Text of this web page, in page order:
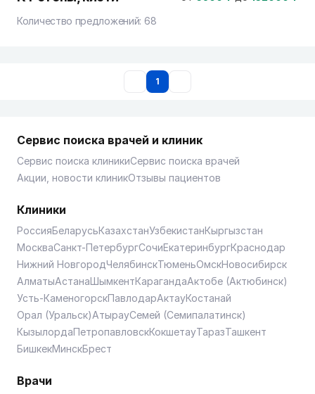
Количество предложений: 68
1
Сервис поиска врачей и клиник
Сервис поиска клиникиСервис поиска врачей
Акции, новости клиникОтзывы пациентов
Клиники
РоссияБеларусьКазахстанУзбекистанКыргызстан
МоскваСанкт-ПетербургСочиЕкатеринбургКраснодар
Нижний НовгородЧелябинскТюменьОмскНовосибирск
АлматыАстанаШымкентКарагандаАктобе (Актюбинск)
Усть-КаменогорскПавлодарАктауКостанай
Орал (Уральск)АтырауСемей (Семипалатинск)
КызылордаПетропавловскКокшетауТаразТашкент
БишкекМинскБрест
Врачи